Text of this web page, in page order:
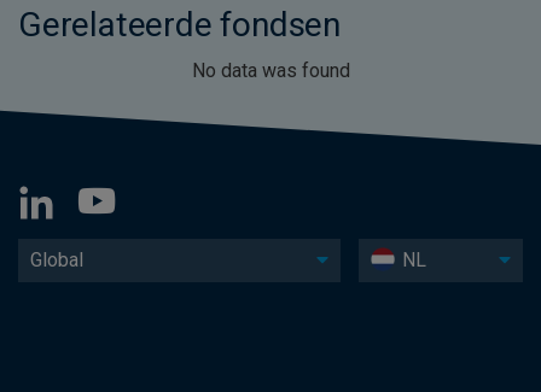
Gerelateerde fondsen
No data was found
Global NL